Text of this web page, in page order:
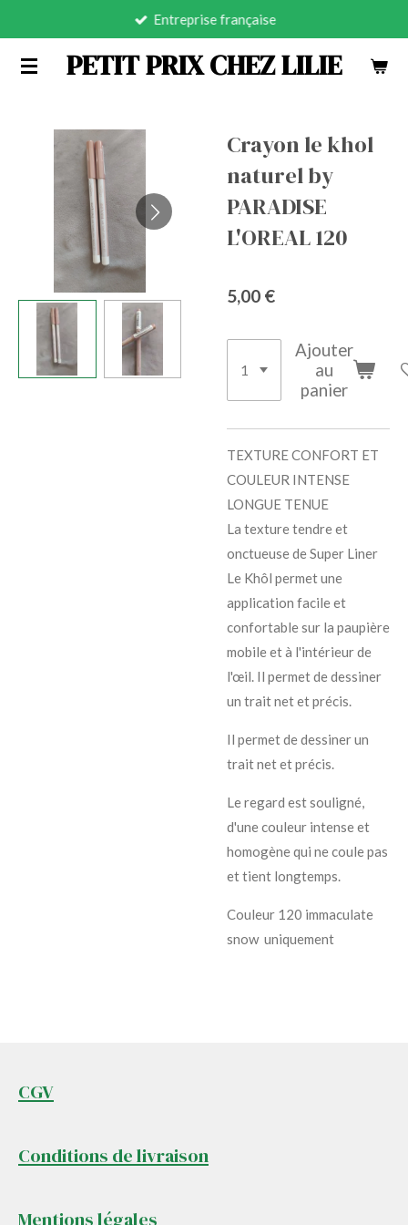
contenu
PETIT PRIX CHEZ LILIE
Entreprise française
Crayon le khol
naturel by
PARADISE
L'OREAL 120
5,00 €
Ajouter
au
panier
TEXTURE CONFORT ET
COULEUR INTENSE
LONGUE TENUE
La texture tendre et
onctueuse de Super Liner
Le Khôl permet une
application facile et
confortable sur la paupière
mobile et à l'intérieur de
l'œil. Il permet de dessiner
un trait net et précis.
Il permet de dessiner un
trait net et précis.
Le regard est souligné,
d'une couleur intense et
homogène qui ne coule pas
et tient longtemps.
Couleur 120 immaculate
snow uniquement
CGV
Conditions de livraison
Mentions légales